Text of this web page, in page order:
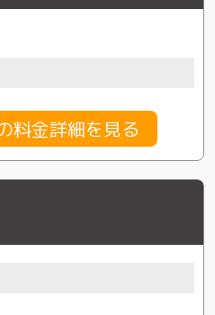
料金詳細を見る